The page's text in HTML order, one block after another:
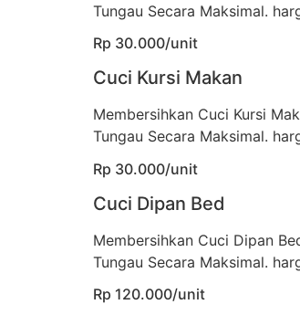
Tungau Secara Maksimal.
Rp 30.000/unit
Cuci Kursi Makan
Membersihkan Cuci Kursi
Tungau Secara Maksimal.
Rp 30.000/unit
Cuci Dipan Bed
Membersihkan Cuci Dipan
Tungau Secara Maksimal.
Rp 120.000/unit